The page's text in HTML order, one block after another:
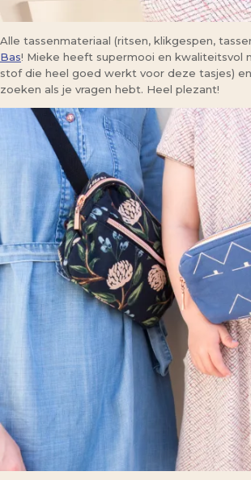
Alle tassenmateriaal (ritsen, klikgespen,
Bas! Mieke heeft supermooi en kwaliteitsvol
stof die heel goed werkt voor deze tasjes)
zoeken als je vragen hebt. Heel plezant!